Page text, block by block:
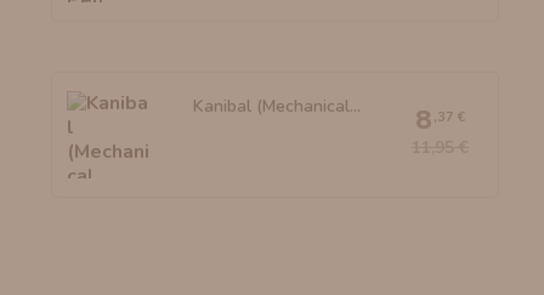
Kanibal (Mechanical...
8 ,37 €